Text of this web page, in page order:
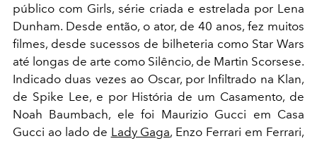
público com Girls, série criada e estrelada por Lena
Dunham. Desde então, o ator, de 40 anos, fez muitos
filmes, desde sucessos de bilheteria como Star Wars
até longas de arte como Silêncio, de Martin Scorsese.
Indicado duas vezes ao Oscar, por Infiltrado na Klan,
de Spike Lee, e por História de um Casamento, de
Noah Baumbach, ele foi Maurizio Gucci em Casa
Gucci ao lado de Lady Gaga, Enzo Ferrari em Ferrari,